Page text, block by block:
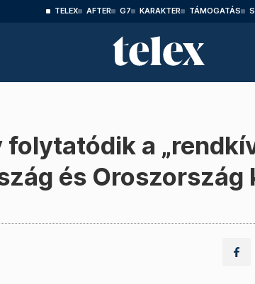
TELEX AFTER G7 KARAKTER TÁMOGATÁS
folytatódik a
és Oroszország